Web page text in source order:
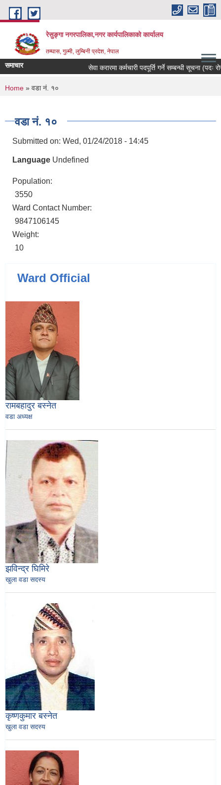
Skip to main content
रेसुङ्गा नगरपालिका,नगर कार्यपालिकाको कार्यालय
तम्घास, गुल्मी, लुम्बिनी प्रदेश, नेपाल
समाचार सेवा करारमा कर्मचारी पदपूर्ति गर्ने सम्बन्धी सूचना (पदः
You are here
Home » वडा नं. १०
वडा नं. १०
Submitted on: Wed, 01/24/2018 - 14:45
Language Undefined
Population:
3550
Ward Contact Number:
9847106145
Weight:
10
Ward Official
रामबहादुर बस्नेत
वडा अध्यक्ष
झविन्द्र घिमिरे
खुला वडा सदस्य
कृष्णकुमार बस्नेत
खुला वडा सदस्य